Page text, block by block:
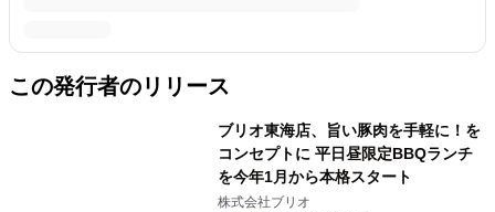
この発行者のリリース
ブリオ東海店、旨い豚肉を手軽に！を
コンセプトに 平日昼限定BBQランチ
を今年1月から本格スタート
株式会社ブリオ